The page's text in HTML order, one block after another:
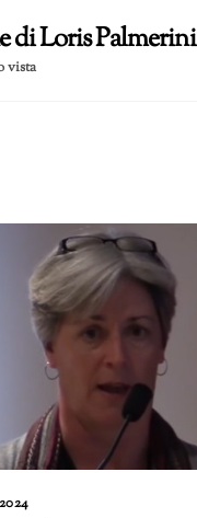
di Loris Palmerini
vista